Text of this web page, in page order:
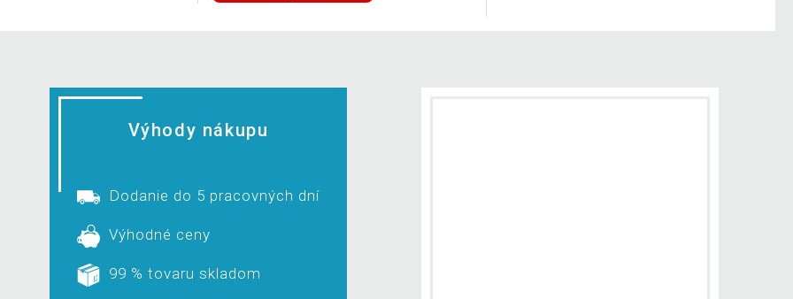
Výhody nákupu
Dodanie do 5 pracovných dní
Výhodné ceny
99 % tovaru skladom